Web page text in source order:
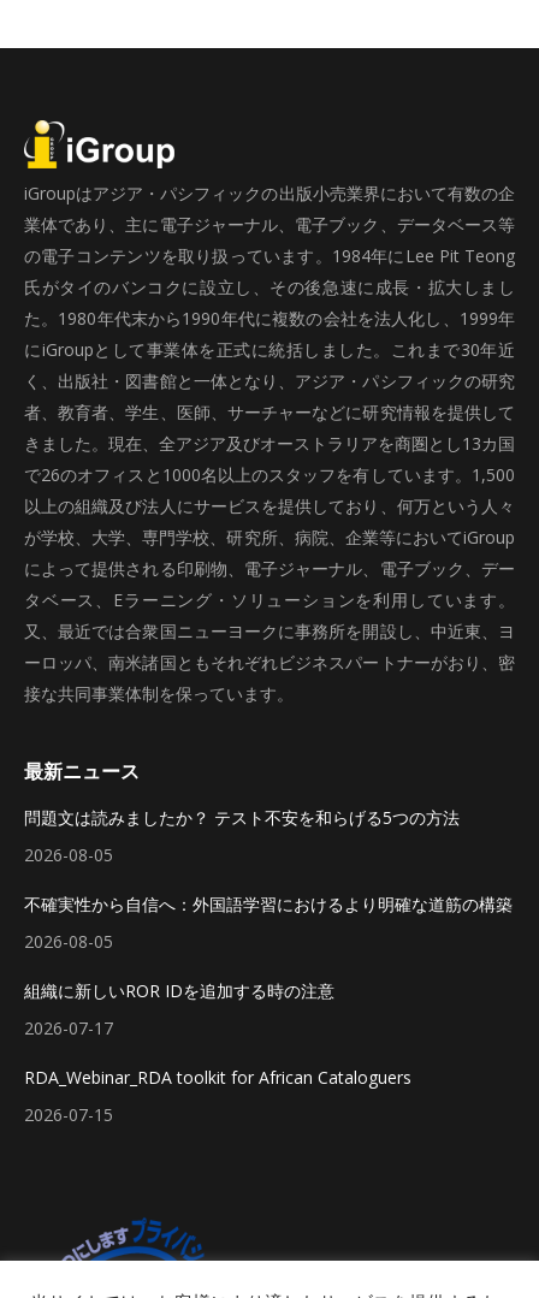
iGroupはアジア・パシフィックの出版小売業界において有数の企
業体であり、主に電子ジャーナル、電子ブック、データベース等
の電子コンテンツを取り扱っています。1984年にLee Pit Teong
氏がタイのバンコクに設立し、その後急速に成長・拡大しまし
た。1980年代末から1990年代に複数の会社を法人化し、1999年
にiGroupとして事業体を正式に統括しました。これまで30年近
く、出版社・図書館と一体となり、アジア・パシフィックの研究
者、教育者、学生、医師、サーチャーなどに研究情報を提供して
きました。現在、全アジア及びオーストラリアを商圏とし13カ国
で26のオフィスと1000名以上のスタッフを有しています。1,500
以上の組織及び法人にサービスを提供しており、何万という人々
が学校、大学、専門学校、研究所、病院、企業等においてiGroup
によって提供される印刷物、電子ジャーナル、電子ブック、デー
タベース、Eラーニング・ソリューションを利用しています。
又、最近では合衆国ニューヨークに事務所を開設し、中近東、ヨ
ーロッパ、南米諸国ともそれぞれビジネスパートナーがおり、密
接な共同事業体制を保っています。
最新ニュース
問題文は読みましたか？ テスト不安を和らげる5つの方法
2026-08-05
不確実性から自信へ：外国語学習におけるより明確な道筋の構築
2026-08-05
組織に新しいROR IDを追加する時の注意
2026-07-17
RDA_Webinar_RDA toolkit for African Cataloguers
2026-07-15